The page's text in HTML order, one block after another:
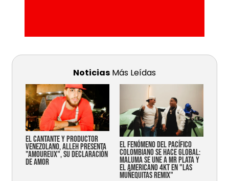
Noticias Más Leídas
EL CANTANTE Y PRODUCTOR
VENEZOLANO, ALLEH PRESENTA
"AMOUREUX", SU DECLARACIÓN
DE AMOR
EL FENÓMENO DEL PACÍFICO
COLOMBIANO SE HACE GLOBAL:
MALUMA SE UNE A MR PLATA Y
EL AMERICANO 4KT EN "LAS
MUÑEQUITAS REMIX"